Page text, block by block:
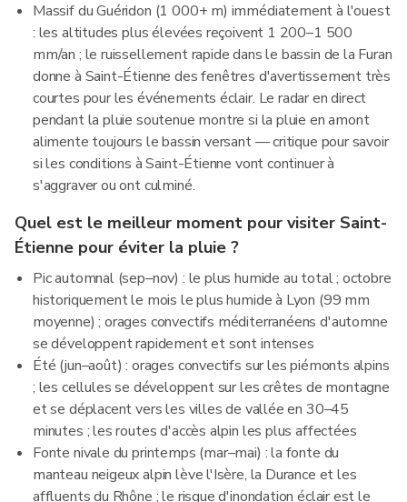
Massif du Guéridon (1 000+ m) immédiatement à l'ouest
: les altitudes plus élevées reçoivent 1 200–1 500
mm/an ; le ruissellement rapide dans le bassin de la Furan
donne à Saint-Étienne des fenêtres d'avertissement très
courtes pour les événements éclair. Le radar en direct
pendant la pluie soutenue montre si la pluie en amont
alimente toujours le bassin versant — critique pour savoir
si les conditions à Saint-Étienne vont continuer à
s'aggraver ou ont culminé.
Quel est le meilleur moment pour visiter Saint-
Étienne pour éviter la pluie ?
Pic automnal (sep–nov) : le plus humide au total ; octobre
historiquement le mois le plus humide à Lyon (99 mm
moyenne) ; orages convectifs méditerranéens d'automne
se développent rapidement et sont intenses
Été (jun–août) : orages convectifs sur les piémonts alpins
; les cellules se développent sur les crêtes de montagne
et se déplacent vers les villes de vallée en 30–45
minutes ; les routes d'accès alpin les plus affectées
Fonte nivale du printemps (mar–mai) : la fonte du
manteau neigeux alpin lève l'Isère, la Durance et les
affluents du Rhône ; le risque d'inondation éclair est le